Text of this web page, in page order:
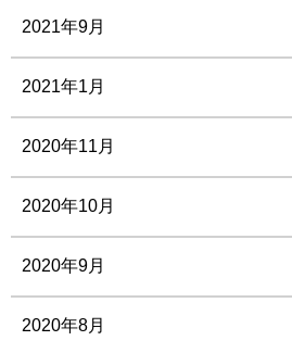
2021年9月
2021年1月
2020年11月
2020年10月
2020年9月
2020年8月